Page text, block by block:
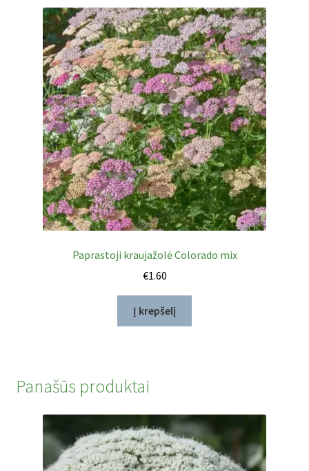
Paprastoji kraujažolė Colorado mix
€1.60
Į krepšelį
Panašūs produktai